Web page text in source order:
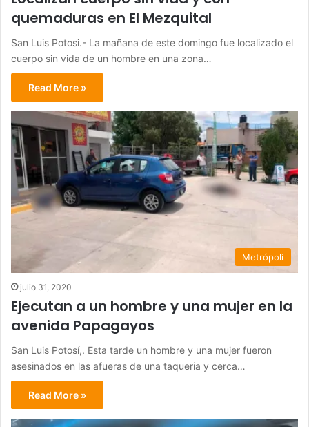
quemaduras en El Mezquital
San Luis Potosi.- La mañana de este domingo fue localizado el
cuerpo sin vida de un hombre en una zona…
Read More »
Metrópoli
julio 31, 2020
Ejecutan a un hombre y una mujer en la
avenida Papagayos
San Luis Potosí,. Esta tarde un hombre y una mujer fueron
asesinados en las afueras de una taqueria y cerca…
Read More »